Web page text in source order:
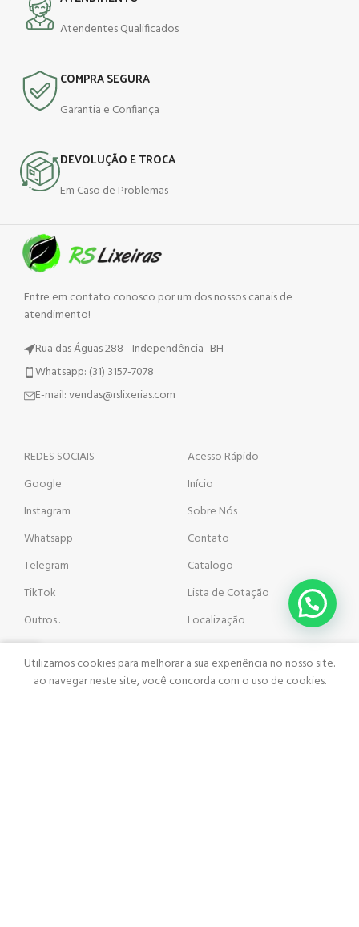
Atendentes Qualificados
COMPRA SEGURA
Garantia e Confiança
DEVOLUÇÃO E TROCA
Em Caso de Problemas
Entre em contato conosco por um dos nossos canais de
atendimento!
Rua das Águas 288 - Independência -BH
Whatsapp: (31) 3157-7078
E-mail: vendas@rslixerias.com
REDES SOCIAIS
Google
Instagram
Whatsapp
Telegram
TikTok
Outros..
Acesso Rápido
Início
Sobre Nós
Contato
Catalogo
Lista de Cotação
Localização
Utilizamos cookies para melhorar a sua experiência no nosso site.
ao navegar neste site, você concorda com o uso de cookies.
de Cotação